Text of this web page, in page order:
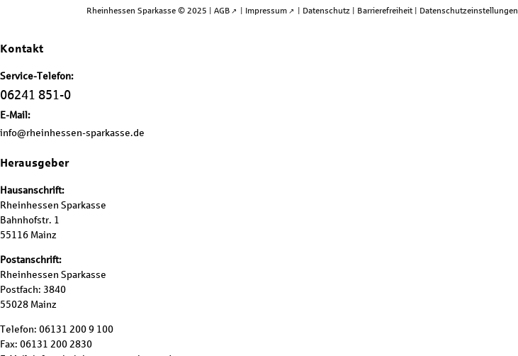
Rheinhessen Sparkasse © 2025 | AGB | Impressum | Datenschutz| Barrierefreiheit | Datenschutzeinstellungen
Kontakt
Service-Telefon:
06241 851-0
E-Mail:
info@rheinhessen-sparkasse.de
Herausgeber
Hausanschrift:
Rheinhessen Sparkasse
Bahnhofstr. 1
55116 Mainz
Postanschrift:
Rheinhessen Sparkasse
Postfach: 3840
55028 Mainz
Telefon: 06131 200 9 100
Fax: 06131 200 2830